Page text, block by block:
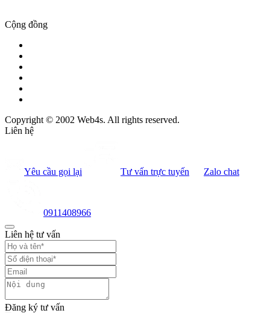
Cộng đồng
Copyright © 2002 Web4s. All rights reserved.
Liên hệ
Yêu cầu gọi lại Tư vấn trực tuyến Zalo chat
0911408966
Liên hệ tư vấn
Đăng ký tư vấn